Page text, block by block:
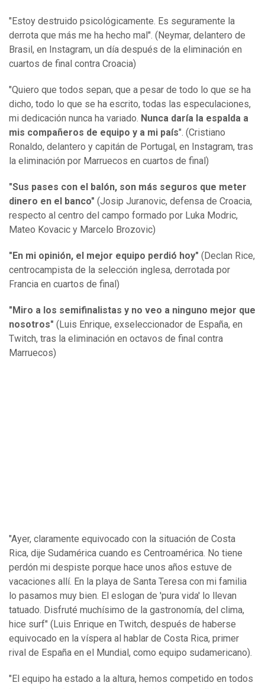
"Estoy destruido psicológicamente. Es seguramente la
derrota que más me ha hecho mal". (Neymar, delantero de
Brasil, en Instagram, un día después de la eliminación en
cuartos de final contra Croacia)
"Quiero que todos sepan, que a pesar de todo lo que se ha
dicho, todo lo que se ha escrito, todas las especulaciones,
mi dedicación nunca ha variado. Nunca daría la espalda a
mis compañeros de equipo y a mi país". (Cristiano
Ronaldo, delantero y capitán de Portugal, en Instagram, tras
la eliminación por Marruecos en cuartos de final)
"Sus pases con el balón, son más seguros que meter
dinero en el banco" (Josip Juranovic, defensa de Croacia,
respecto al centro del campo formado por Luka Modric,
Mateo Kovacic y Marcelo Brozovic)
"En mi opinión, el mejor equipo perdió hoy" (Declan Rice,
centrocampista de la selección inglesa, derrotada por
Francia en cuartos de final)
"Miro a los semifinalistas y no veo a ninguno mejor que
nosotros" (Luis Enrique, exseleccionador de España, en
Twitch, tras la eliminación en octavos de final contra
Marruecos)
"Ayer, claramente equivocado con la situación de Costa
Rica, dije Sudamérica cuando es Centroamérica. No tiene
perdón mi despiste porque hace unos años estuve de
vacaciones allí. En la playa de Santa Teresa con mi familia
lo pasamos muy bien. El eslogan de 'pura vida' lo llevan
tatuado. Disfruté muchísimo de la gastronomía, del clima,
hice surf" (Luis Enrique en Twitch, después de haberse
equivocado en la víspera al hablar de Costa Rica, primer
rival de España en el Mundial, como equipo sudamericano).
"El equipo ha estado a la altura, hemos competido en todos